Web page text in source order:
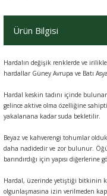
Ürün Bilgisi
Hardalın değişik renklerde ve
hardallar Güney Avrupa ve Batı
Hardal keskin tadını içinde
gelince aktive olma özelliğine
yakalanana kadar suda bekletilir.
Beyaz ve kahverengi tohumlar
daha nadidedir ve zor bulunur.
barındırdığı için yapısı diğerlerine
Hardal, üzerinde yetiştiği bitkinin
olgunlaşmasına izin verilmeden